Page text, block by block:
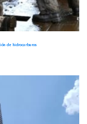
de hidrocarburos